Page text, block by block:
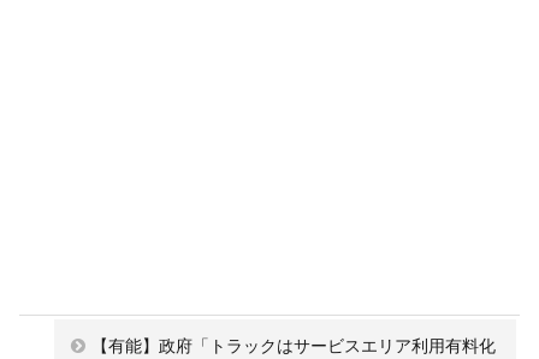
【有能】政府「トラックはサービスエリア利用有料化